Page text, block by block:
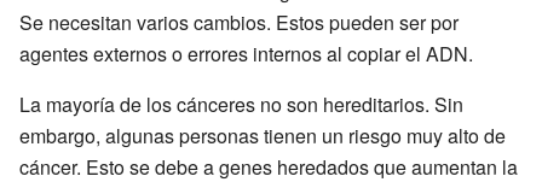
Se necesitan varios cambios. Estos pueden ser por
agentes externos o errores internos al copiar el ADN.
La mayoría de los cánceres no son hereditarios. Sin
embargo, algunas personas tienen un riesgo muy alto de
cáncer. Esto se debe a genes heredados que aumentan la